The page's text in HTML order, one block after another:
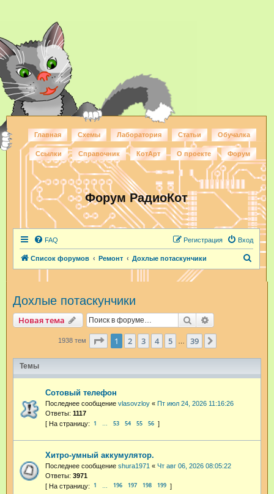
Главная Схемы Лаборатория Статьи Обучалка
Ссылки Справочник КотАрт О проекте Форум
Форум РадиоКот
FAQ Вход
Регистрация
Список форумов Ремонт Дохлые потаскунчики
Дохлые потаскунчики
Новая тема Поиск
1938 тем Страница из 39
1 2 3 4 5 39
Темы
Сотовый телефон
Последнее сообщение vlasovzloy « Пт июл 24, 2026 11:16:26
Ответы: 1117
1 … 53 54 55 56
Хитро-умный аккумулятор.
Последнее сообщение shura1971 « Чт авг 06, 2026 08:05:22
Ответы: 3971
1 196 197 198 199